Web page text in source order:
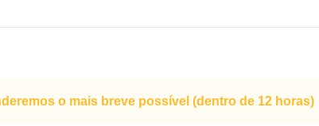
o mais breve possível (dentro de 12 horas)